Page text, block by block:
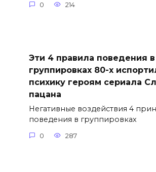
0 214
Эти 4 правила поведения в
группировках 80-х
психику героям сериала
пацана
Негативные воздействия 4
поведения в группировках
0 287